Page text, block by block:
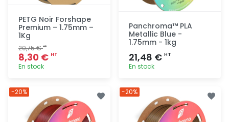
PETG Noir Forshape
Premium – 1.75mm –
1Kg
20,75 €HT
8,30 € HT
En stock
rapide
Panchroma™ PLA
Metallic Blue -
1.75mm - 1kg
21,48 € HT
En stock
rapide
-20% -20%